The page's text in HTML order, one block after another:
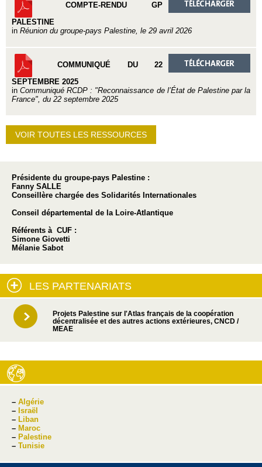
COMPTE-RENDU GP
PALESTINE
in Réunion du groupe-pays Palestine, le 29 avril 2026
COMMUNIQUÉ DU 22
SEPTEMBRE 2025
inCommuniqué RCDP : "Reconnaissance de l’État de Palestine par la
France", du 22 septembre 2025
VOIR TOUTES LES RESSOURCES
Présidente du groupe-pays Palestine :
Fanny SALLE
Conseillère chargée des Solidarités Internationales
Conseil départemental de la Loire-Atlantique
Référents à CUF :
Simone Giovetti
Mélanie Sabot
LES PARTENARIATS
Projets Palestine sur l'Atlas français de la coopération
décentralisée et des autres actions extérieures, CNCD /
MEAE
– Algérie
– Israël
– Liban
– Maroc
– Palestine
– Tunisie